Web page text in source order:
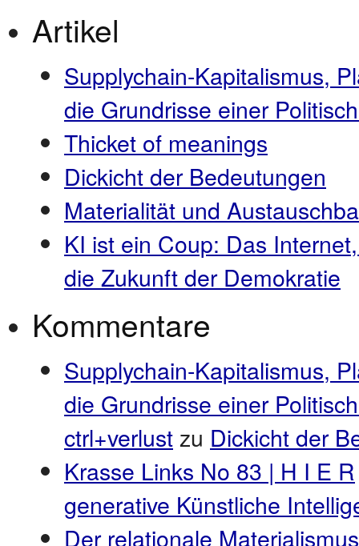
Artikel
Supplychain-Kapitalismus,
die Grundrisse einer
Thicket of meanings
Dickicht der Bedeutungen
Materialität und
KI ist ein Coup: Das
die Zukunft der Demokratie
Kommentare
Supplychain-Kapitalismus,
die Grundrisse einer
ctrl+verlustzu Dickicht der
Krasse Links No 83 | H I E R
generative Künstliche
Der relationale